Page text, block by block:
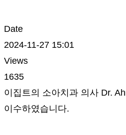
Date
2024-11-27 15:01
Views
1635
이집트의 소아치과 의사 Dr.
이수하였습니다.